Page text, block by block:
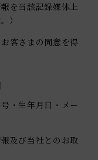
を当該記録媒体上
）
客さまの同意を得
・生年月日・メー
及び当社とのお取